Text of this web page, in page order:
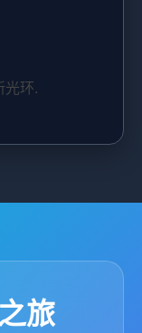
光环.
旅